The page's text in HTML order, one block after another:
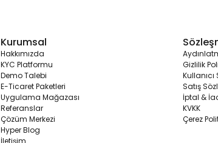
Kurumsal
Hakkımızda
KYC Platformu
Demo Talebi
E-Ticaret Paketleri
Uygulama Mağazası
Referanslar
Çözüm Merkezi
Hyper Blog
İletişim
Gizlilik
Satış
İptal &
KVKK
Çerez